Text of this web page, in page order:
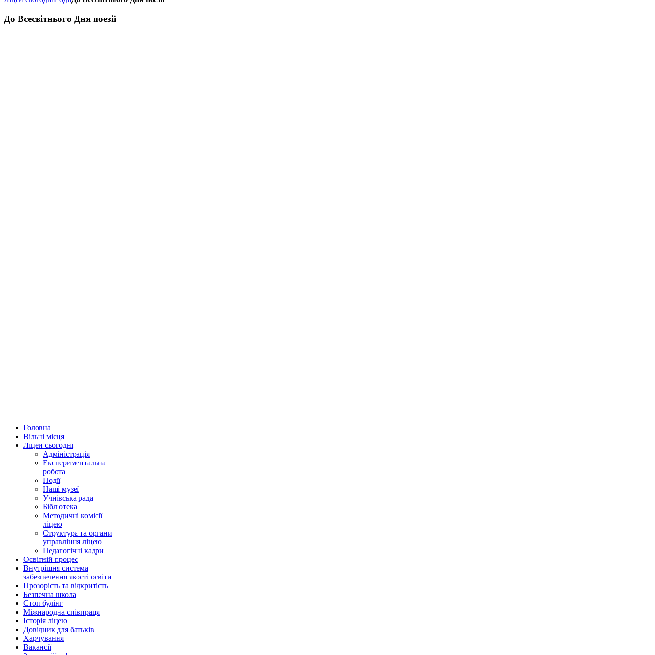
До Всесвітнього Дня поезії
Головна
Вільні місця
Ліцей сьогодні
Адміністрація
Експериментальна
робота
Події
Наші музеї
Учнівська рада
Бібліотека
Методичні комісії
ліцею
Структура та органи
управління ліцею
Педагогічні кадри
Освітній процес
Внутрішня система
забезпечення якості освіти
Прозорість та відкритість
Безпечна школа
Стоп булінг
Міжнародна співпраця
Історія ліцею
Довідник для батьків
Харчування
Вакансії